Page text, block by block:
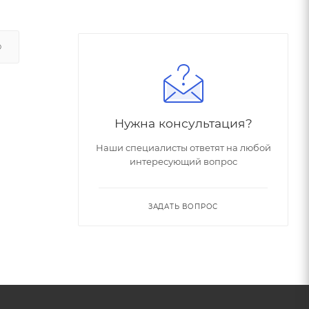
Нужна консультация?
Наши специалисты ответят на любой
интересующий вопрос
ЗАДАТЬ ВОПРОС